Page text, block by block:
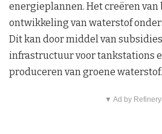
energieplannen. Het creëren van
ontwikkeling van waterstof
Dit kan door middel van
infrastructuur voor tankstations
produceren van groene waterstof.
▼ Ad by